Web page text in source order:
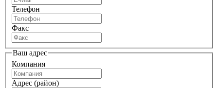
Телефон
Факс
Ваш адрес
Компания
Адрес (район)